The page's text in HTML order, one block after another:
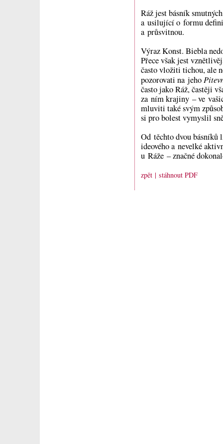
Ráž jest básník
a usilující o formu
a průsvitnou.
Výraz Konst. Biebla
Přece však jest
často vložiti tichou, ale
pozorovati na jeho
často jako Ráž, častěji
za ním krajiny – ve
mluviti také svým
si pro bolest vymyslil
Od těchto dvou básníků
ideového a nevelké
u Ráže – značné
zpět | stáhnout PDF